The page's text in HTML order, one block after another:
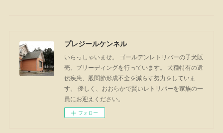
プレジールケンネル
いらっしゃいませ。 ゴールデンレトリバーの子犬販
売、ブリーディングを行っています。 犬種特有の遺
伝疾患、股関節形成不全を減らす努力をしていま
す。 優しく、おおらかで賢いレトリバーを家族の一
員にお迎えください。
フォロー